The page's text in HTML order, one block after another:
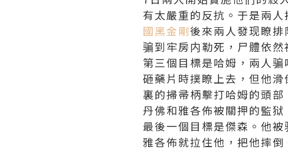
有太嚴重的反抗。于是兩
國黑金剛後來兩人發现瞭
骗到牢房内勒死，尸體依然
第三個目標是哈姆，兩人
砸藥片時撲瞭上去，但他
裏的掃帚柄擊打哈姆的頭
丹佛和雅各佈被關押的監狱
最後一個目標是傑森。他
雅各佈就拉住他，把他摔